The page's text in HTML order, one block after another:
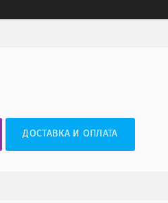
ДОСТАВКА И ОПЛАТА